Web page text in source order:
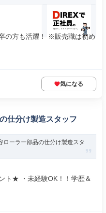
の方も活躍！ ※販売職は初め
気になる
仕分け製造スタッフ
ローラー部品の仕分け製造スタ
ト★ ・未経験OK！！学歴＆